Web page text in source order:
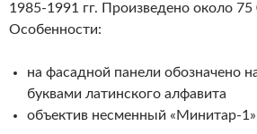
1985-1991 гг. Произведено около 75
Особенности:
на фасадной панели обозначено
буквами латинского алфавита
объектив несменный «Минитар-